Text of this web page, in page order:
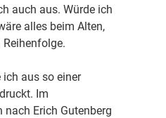
auch aus. Würde ich
alles beim Alten,
Reihenfolge.
ich aus so einer
Im
nach Erich Gutenberg